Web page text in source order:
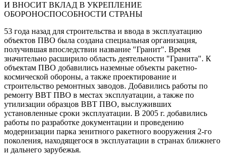
И ВНОСИТ ВКЛАД В УКРЕПЛЕНИЕ
ОБОРОНОСПОСОБНОСТИ СТРАНЫ
53 года назад для строительства и ввода в эксплуатацию
объектов ПВО была создана специальная организация,
получившая впоследствии название "Гранит". Время
значительно расширило область деятельности "Гранита". К
объектам ПВО добавились наземные объекты ракетно-
космической обороны, а также проектирование и
строительство ремонтных заводов. Добавились работы по
ремонту ВВТ ПВО в местах эксплуатации, а также по
утилизации образцов ВВТ ПВО, выслуживших
установленные сроки эксплуатации. В 2005 г. добавились
работы по разработке документации и проведению
модернизации парка зенитного ракетного вооружения 2-го
поколения, находящегося в эксплуатации в странах ближнего
и дальнего зарубежья.